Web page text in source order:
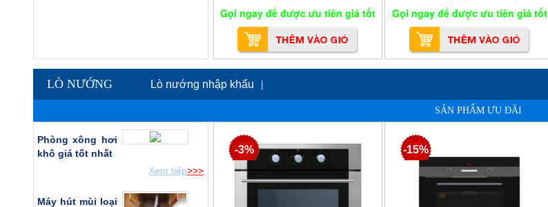
Gọi ngay để được ưu tiên giá tốt
Gọi ngay để được ưu tiên giá tốt
LÒ NƯỚNG Lò nướng nhập khẩu |
SẢN PHẨM ƯU ĐÃI
Phòng xông hơi
khô giá tốt nhất
Xem tiếp>>>
Máy hút mùi loại
-3% -15%